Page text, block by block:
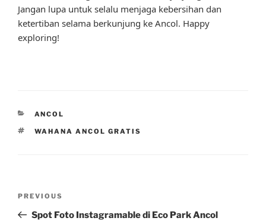
Jangan lupa untuk selalu menjaga kebersihan dan
ketertiban selama berkunjung ke Ancol. Happy
exploring!
CATEGORIES
ANCOL
TAGS
WAHANA ANCOL GRATIS
Previous
Post
PREVIOUS
Spot Foto Instagramable di Eco Park Ancol